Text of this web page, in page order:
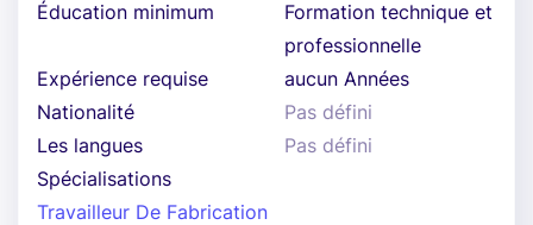
Éducation minimum
Formation technique et
professionnelle
Expérience requise
aucun Années
Nationalité
Pas défini
Les langues
Pas défini
Spécialisations
Travailleur De Fabrication